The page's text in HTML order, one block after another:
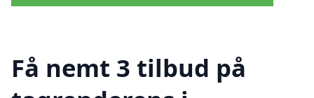
Få nemt 3 tilbud på